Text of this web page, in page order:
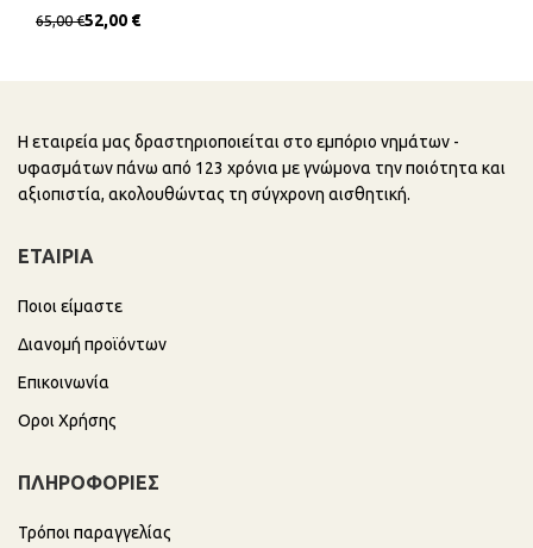
65,00€52,00 €
Η εταιρεία μας δραστηριοποιείται στο εμπόριο νημάτων -
υφασμάτων πάνω από 123 χρόνια με γνώμονα την ποιότητα και
αξιοπιστία, ακολουθώντας τη σύγχρονη αισθητική.
ΕΤΑΙΡΙΑ
Ποιοι είμαστε
Διανομή προϊόντων
Επικοινωνία
Οροι Χρήσης
ΠΛΗΡΟΦΟΡΙΕΣ
Τρόποι παραγγελίας